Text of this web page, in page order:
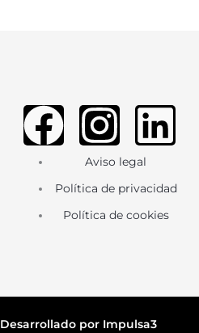
F
c
b
I
n
s
a
L
n
e
Aviso legal
Política de privacidad
Política de cookies
Desarrollado por Impulsa3